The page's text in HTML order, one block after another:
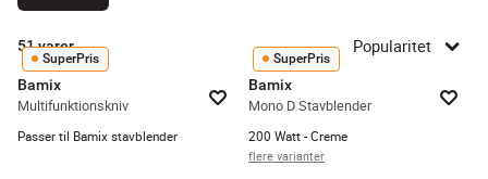
51varer Popularitet
SuperPris
Bamix
Multifunktionskniv
Passer til Bamix stavblender
SuperPris
Bamix
Mono D Stavblender
200 Watt - Creme
flere varianter